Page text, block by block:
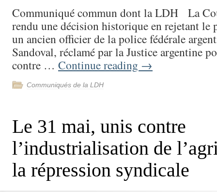
Communiqué commun dont la LDH La
rendu une décision historique en rejetant le
un ancien officier de la police fédérale
Sandoval, réclamé par la Justice argentine
contre … Continue reading →
Communiqués de la LDH
Le 31 mai, unis contre
l’industrialisation de
la répression syndicale